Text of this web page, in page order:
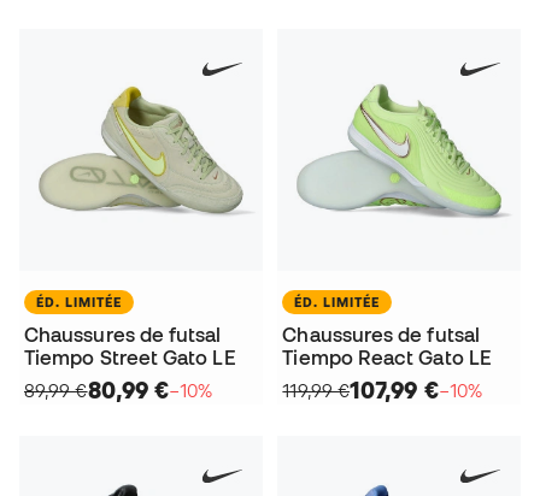
ÉD. LIMITÉE
Chaussures de futsal
Tiempo Street Gato LE
89,99 €80,99 €−10%
ÉD. LIMITÉE
Chaussures de futsal
Tiempo React Gato LE
119,99 €107,99 €−10%